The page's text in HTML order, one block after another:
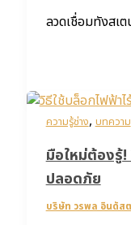
ลวดเชื่อมทังสเ
ความรู้ช่าง,บทความ
มือใหม่ต้องรู้!
ปลอดภัย
บริษัท วรพล อินดัส